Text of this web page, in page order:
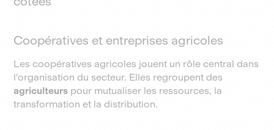
Coopératives et entreprises agricoles
Les coopératives agricoles jouent un rôle central dans
l'organisation du secteur. Elles regroupent des
agriculteurs pour mutualiser les ressources, la
transformation et la distribution.